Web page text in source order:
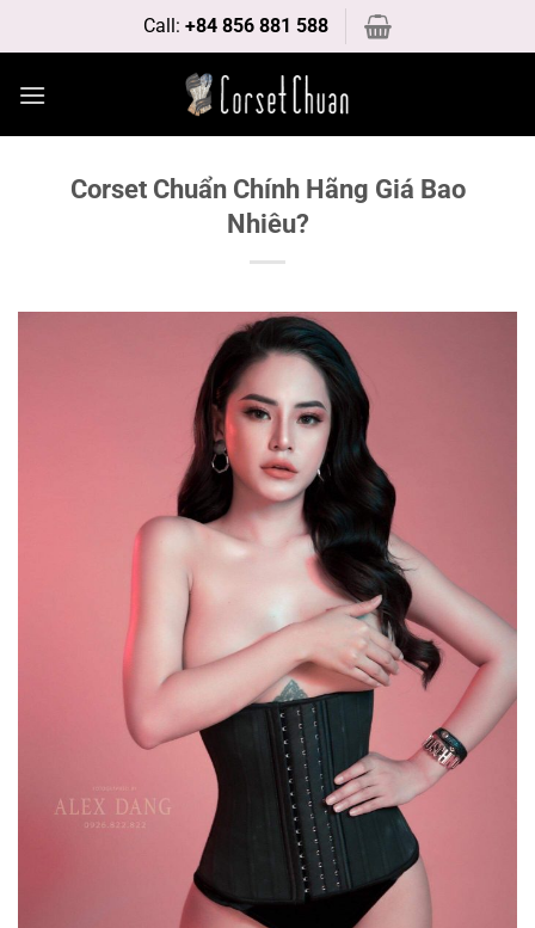
dung
Call: +84 856 881 588
Corset Chuẩn Chính Hãng Giá Bao
Nhiêu?